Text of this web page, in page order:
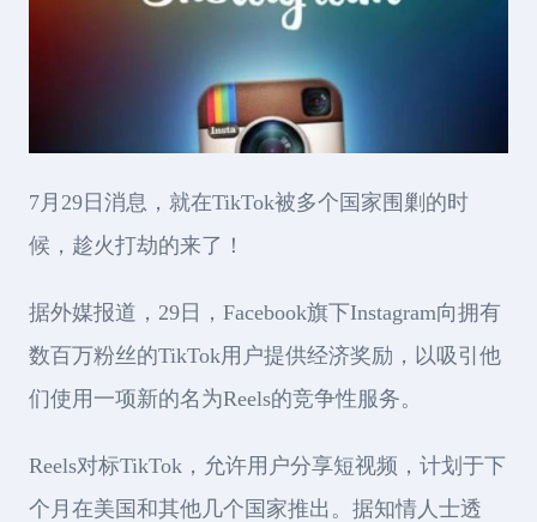
7月29日消息，就在TikTok被多个国家围剿的时
候，趁火打劫的来了！
据外媒报道，29日，Facebook旗下Instagram向拥有
数百万粉丝的TikTok用户提供经济奖励，以吸引他
们使用一项新的名为Reels的竞争性服务。
Reels对标TikTok，允许用户分享短视频，计划于下
个月在美国和其他几个国家推出。据知情人士透